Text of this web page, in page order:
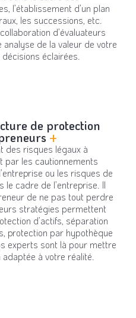
l’établissement d’un plan
les successions, etc.
d’évaluateurs
de la valeur de votre
éclairées.
de protection
+
des risques légaux à
par les cautionnements
ou les risques de
cadre de l’entreprise. Il
de ne pas tout perdre
stratégies permettent
d’actifs, séparation
protection par hypothèque
experts sont là pour mettre
à votre réalité.